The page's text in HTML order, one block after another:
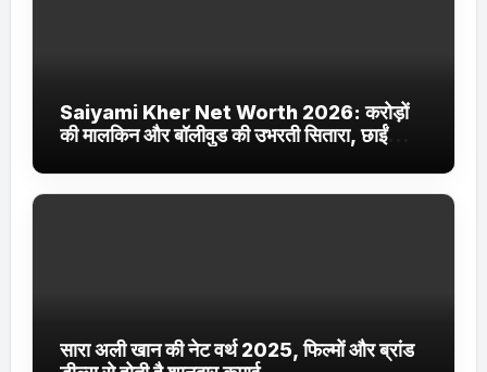
Saiyami Kher Net Worth 2026: करोड़ों
की मालकिन और बॉलीवुड की उभरती सितारा, छाईं
सारा अली खान की नेट वर्थ 2025, फिल्मों और ब्रांड